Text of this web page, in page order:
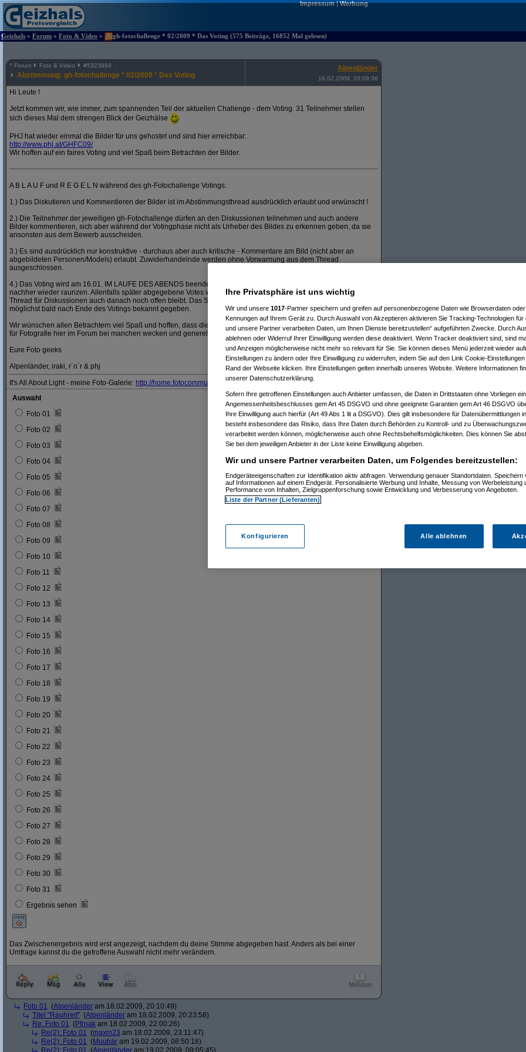
Impressum|Werbung
Geizhals » Forum » Foto & Video » gh-fotochallenge * 02/2009 * Das Voting (575 Beiträge, 16852 Mal gelesen)
^ Forum Foto & Video #5323894
Abstimmung: gh-fotochallenge * 02/2009 * Das Voting
Alpenländer
18.02.2009, 20:09:36
Hi Leute !
Jetzt kommen wir, wie immer, zum spannenden Teil der aktuellen Challenge - dem Voting. 31 Teilnehmer stellen
sich dieses Mal dem strengen Blick der Geizhälse
PHJ hat wieder einmal die Bilder für uns gehostet und sind hier erreichbar:
http://www.phj.at/GHFC09/
Wir hoffen auf ein faires Voting und viel Spaß beim Betrachten der Bilder.
A B L A U F und R E G E L N während des gh-Fotochallenge Votings:
1.) Das Diskutieren und Kommentieren der Bilder ist im Abstimmungsthread ausdrücklich erlaubt und erwünscht !
2.) Die Teilnehmer der jeweiligen gh-Fotochallenge dürfen an den Diskussionen teilnehmen und auch andere
Bilder kommentieren, sich aber während der Votingphase nicht als Urheber des Bildes zu erkennen geben, da sie
ansonsten aus dem Bewerb ausscheiden.
3.) Es sind ausdrücklich nur konstruktive - durchaus aber auch kritische - Kommentare am Bild (nicht aber an
abgebildeten Personen/Models) erlaubt. Zuwiderhandelnde werden ohne Vorwarnung aus dem Thread
ausgeschlossen.
4.) Das Voting wird am 16.01. IM LAUFE DES ABENDS beendet, also nicht bis am letzten Drücker warten und
nachher wieder raunzen. Allenfalls später abgegebene Votes werden nicht mehr berücksichtigt, auch wenn der
Thread für Diskussionen auch danach noch offen bleibt. Das Siegerbild und der/die Fotograf/in dazu werden
möglichst bald nach Ende des Votings bekannt gegeben.
Wir wünschen allen Betrachtern viel Spaß und hoffen, dass die Teilnehmer dieser gh-Fotochallenge das Interesse
für Fotografie hier im Forum bei manchen wecken und generell weiter beleben konnten.
Eure Foto geeks
Alpenländer, iraki, r´n´r & phj
It's All About Light - meine Foto-Galerie: http://home.fotocommunity.de/miro.nik
Auswahl
Foto 01
Foto 02
Foto 03
Foto 04
Foto 05
Foto 06
Foto 07
Foto 08
Foto 09
Foto 10
Foto 11
Foto 12
Foto 13
Foto 14
Foto 15
Foto 16
Foto 17
Foto 18
Foto 19
Foto 20
Foto 21
Foto 22
Foto 23
Foto 24
Foto 25
Foto 26
Foto 27
Foto 28
Foto 29
Foto 30
Foto 31
Ergebnis sehen
Das Zwischenergebnis wird erst angezeigt, nachdem du deine Stimme abgegeben hast. Anders als bei einer
Umfrage kannst du die getroffene Auswahl nicht mehr verändern.
Foto 01 (Alpenländer am 18.02.2009, 20:10:49)
Titel "Rauhreif" (Alpenländer am 18.02.2009, 20:23:58)
Re: Foto 01 (Pfrnak am 18.02.2009, 22:00:26)
Re(2): Foto 01 (maxm23 am 18.02.2009, 23:11:47)
Re(2): Foto 01 (Muubär am 19.02.2009, 08:50:18)
Re(2): Foto 01
(Alpenländer am 19.02.2009, 09:05:45)
Ihre Privatsphäre ist uns wichtig
Wir und unsere 1017-Partner speichern und greifen auf personenbezogene Daten wie Browserdaten
Kennungen auf Ihrem Gerät zu. Durch Auswahl von Akzeptieren aktivieren Sie Tracking-Technologien für
und unsere Partner verarbeiten Daten, um Ihnen Dienste bereitzustellen“ aufgeführten Zwecke. Durch
ablehnen oder Widerruf Ihrer Einwilligung werden diese deaktiviert. Wenn Tracker deaktiviert sind, sind
und Anzeigen möglicherweise nicht mehr so relevant für Sie. Sie können dieses Menü jederzeit wieder
Einstellungen zu ändern oder Ihre Einwilligung zu widerrufen, indem Sie auf den Link Cookie-
Rand der Webseite klicken. Ihre Einstellungen gelten innerhalb unseres Website. Weitere Informationen
unserer Datenschutzerklärung.
Sofern Ihre getroffenen Einstellungen auch Anbieter umfassen, die Daten in Drittstaaten ohne Vorliegen
Angemessenheitsbeschlusses gem Art 45 DSGVO und ohne geeignete Garantien gem Art 46 DSGVO
Ihre Einwilligung auch hierfür (Art 49 Abs 1 lit a DSGVO). Dies gilt insbesondere für Datenübermittlungen
besteht insbesondere das Risiko, dass Ihre Daten durch Behörden zu Kontroll- und zu
verarbeitet werden können, möglicherweise auch ohne Rechtsbehelfsmöglichkeiten. Dies können Sie
Sie bei dem jeweiligen Anbieter in der Liste keine Einwilligung abgeben.
Wir und unsere Partner verarbeiten Daten, um Folgendes bereitzustellen:
Endgeräteeigenschaften zur Identifikation aktiv abfragen. Verwendung genauer Standortdaten. Speichern
auf Informationen auf einem Endgerät. Personalisierte Werbung und Inhalte, Messung von Werbeleistung
Performance von Inhalten, Zielgruppenforschung sowie Entwicklung und Verbesserung von Angeboten.
Liste der Partner (Lieferanten)
Konfigurieren Alle ablehnen